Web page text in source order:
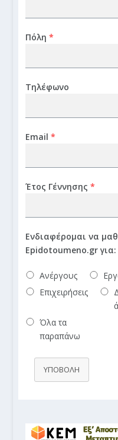
Πόλη *
Τηλέφωνο
Email *
Έτος Γέννησης *
Ενδιαφέρομαι να
Epidotoumeno.gr για:
Ανέργους
Επιχειρήσεις
Όλα τα
παραπάνω
ΥΠΟΒΟΛΗ